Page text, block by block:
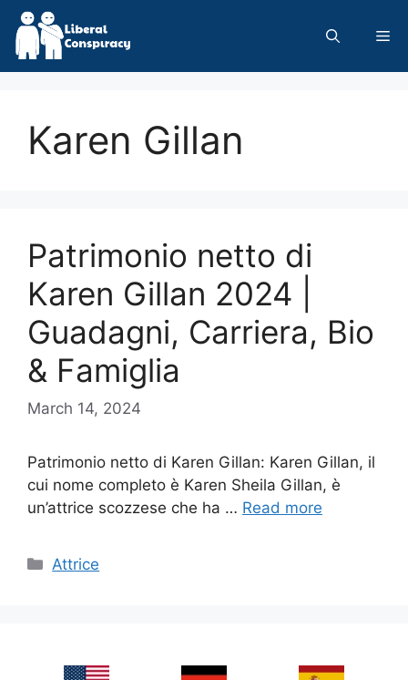
Skip
content
Karen Gillan
Patrimonio netto di
Karen Gillan 2024 |
Guadagni, Carriera, Bio
& Famiglia
March 14, 2024
Patrimonio netto di Karen Gillan: Karen Gillan, il
cui nome completo è Karen Sheila Gillan, è
un’attrice scozzese che ha … Read more
Categories
Attrice